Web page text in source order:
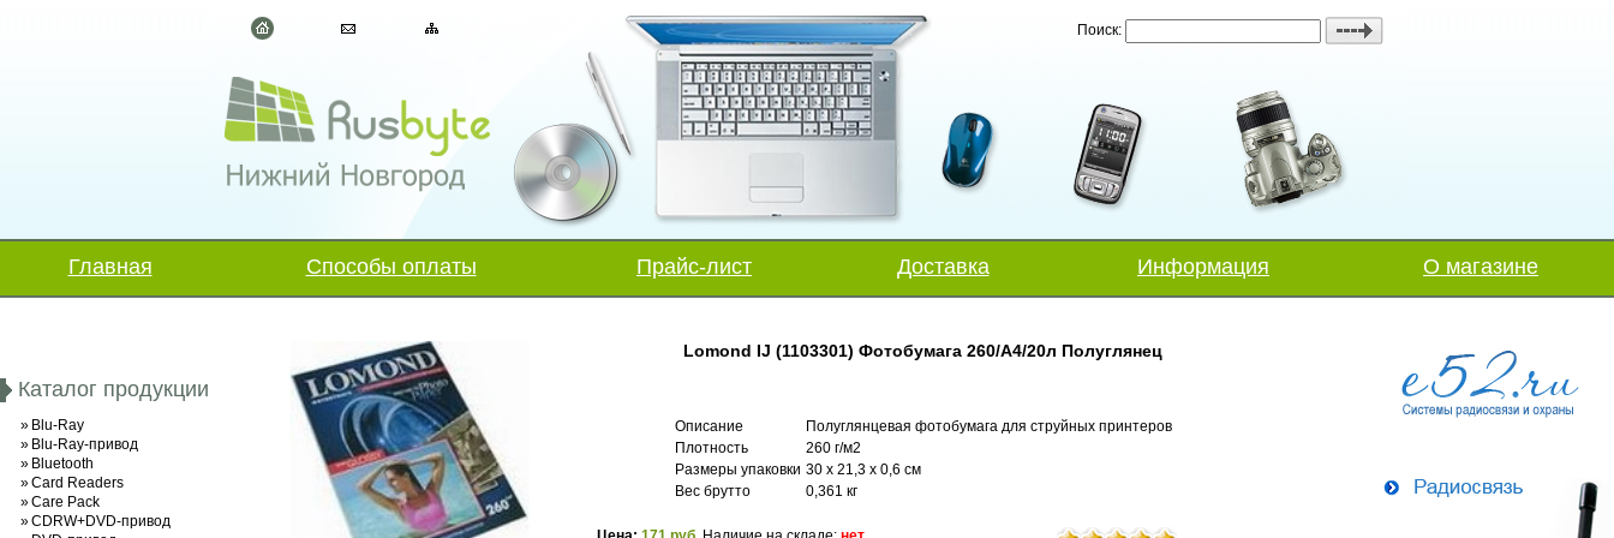
Поиск:
Главная Способы оплаты Прайс-лист Доставка Информация О магазине
Каталог продукции
» Blu-Ray
» Blu-Ray-привод
» Bluetooth
»Card Readers
»Care Pack
»CDRW+DVD-привод
Lomond IJ (1103301) Фотобумага 260/А4/20л Полуглянец
Описание
Полуглянцевая фотобумага для струйных принтеров
Плотность
260 г/м2
Размеры упаковки 30 x 21,3 x 0,6 см
Вес брутто
0,361 кг